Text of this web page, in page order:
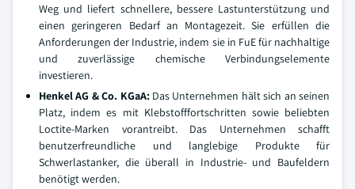
Weg und liefert schnellere, bessere Lastunterstützung und
einen geringeren Bedarf an Montagezeit. Sie erfüllen die
Anforderungen der Industrie, indem sie in FuE für nachhaltige
und zuverlässige chemische Verbindungselemente
investieren.
Henkel AG & Co. KGaA: Das Unternehmen hält sich an seinen
Platz, indem es mit Klebstofffortschritten sowie beliebten
Loctite-Marken vorantreibt. Das Unternehmen schafft
benutzerfreundliche und langlebige Produkte für
Schwerlastanker, die überall in Industrie- und Baufeldern
benötigt werden.